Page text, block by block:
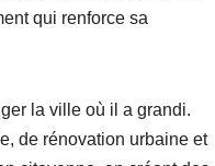
qui renforce sa
la ville où il a grandi.
de rénovation urbaine et